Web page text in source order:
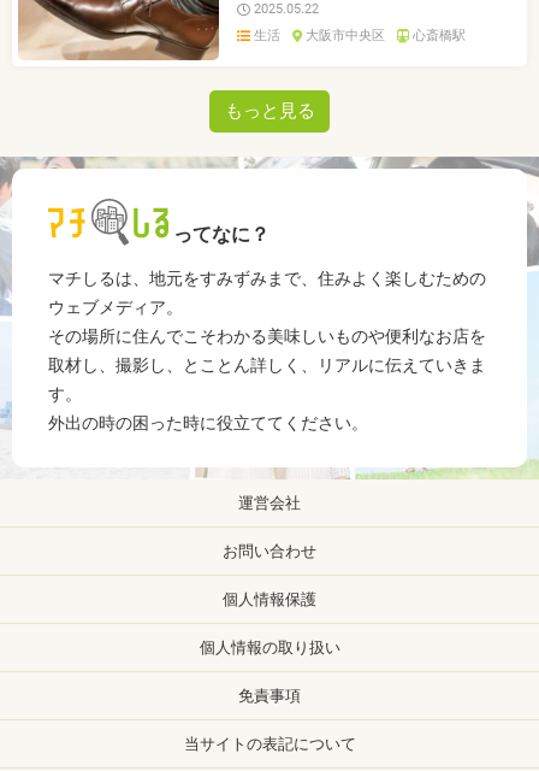
2025.05.22
生活
大阪市中央区 心斎橋駅
もっと見る
ってなに？
マチしるは、地元をすみずみまで、住みよく楽しむための
ウェブメディア。
その場所に住んでこそわかる美味しいものや便利なお店を
取材し、撮影し、とことん詳しく、リアルに伝えていきま
す。
外出の時の困った時に役立ててください。
運営会社
お問い合わせ
個人情報保護
個人情報の取り扱い
免責事項
当サイトの表記について